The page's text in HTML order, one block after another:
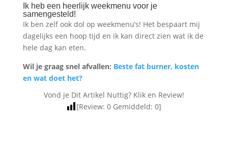
Ik heb een heerlijk weekmenu voor je
samengesteld!
Ik ben zelf ook dol op weekmenu’s! Het bespaart mij
dagelijks een hoop tijd en ik kan direct zien wat ik de
hele dag kan eten.
Wil je graag snel afvallen: Beste fat burner, kosten
en wat doet het?
Vond je Dit Artikel Nuttig? Klik en Review!
[Review:0 Gemiddeld:0]